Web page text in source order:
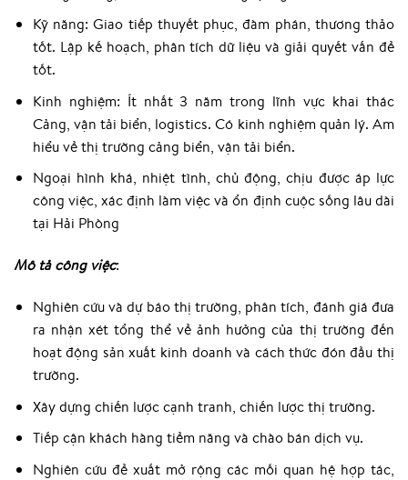
Kỹ năng: Giao tiếp thuyết phục, đàm phán, thương thảo
tốt. Lập kế hoạch, phân tích dữ liệu và giải quyết vấn đề
tốt.
Kinh nghiệm: Ít nhất 3 năm trong lĩnh vực khai thác
Cảng, vận tải biển, logistics. Có kinh nghiệm quản lý. Am
hiểu về thị trường cảng biển, vận tải biển.
Ngoại hình khá, nhiệt tình, chủ động, chịu được áp lực
công việc, xác định làm việc và ổn định cuộc sống lâu dài
tại Hải Phòng
Mô tả công việc:
Nghiên cứu và dự báo thị trường, phân tích, đánh giá đưa
ra nhận xét tổng thể về ảnh hưởng của thị trường đến
hoạt động sản xuất kinh doanh và cách thức đón đầu thị
trường.
Xây dựng chiến lược cạnh tranh, chiến lược thị trường.
Tiếp cận khách hàng tiềm năng và chào bán dịch vụ.
Nghiên cứu đề xuất mở rộng các mối quan hệ hợp tác,